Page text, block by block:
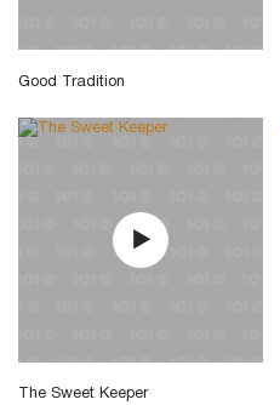
Good Tradition
The Sweet Keeper